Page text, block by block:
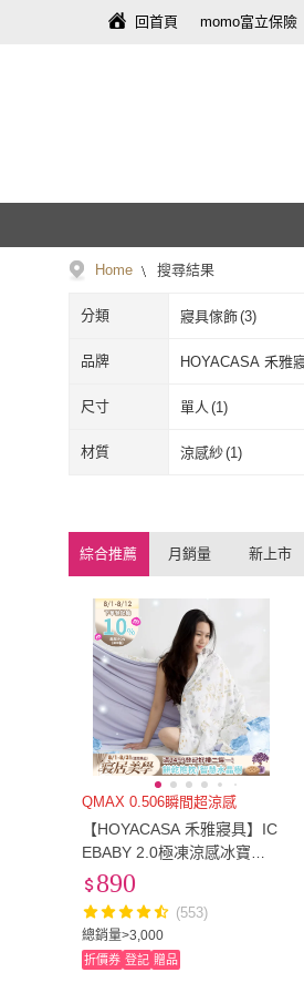
回首頁 momo富立保險
Home 搜尋結果
分類 寢具傢飾(3)
品牌 HOYACASA
尺寸 單人 (1)
單人(1
材質 涼感紗(1)
綜合推薦 月銷量 新上市
QMAX 0.506瞬間超涼感
【HOYACASA 禾雅寢具】IC
EBABY 2.0極凍涼感冰寶被/
涼感床包枕套組-涼感系列(多
總銷量>3,000
890
(553)
折價券 登記 贈品